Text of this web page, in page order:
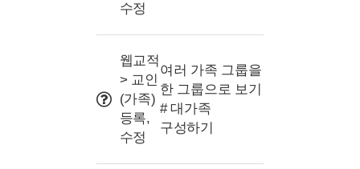
수정
웹교적
> 교인
(가족)
등록,
수정
여러 가족 그룹을
한 그룹으로 보기
# 대가족
구성하기